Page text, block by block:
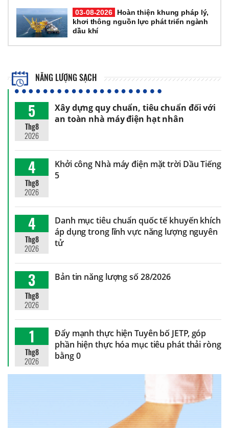
03-08-2026
Hoàn thiện khung pháp lý,
khơi thông nguồn lực phát triển ngành
dầu khí
NĂNG LƯỢNG SẠCH
5
Thg8
2026
Xây dựng quy chuẩn, tiêu chuẩn đối với
an toàn nhà máy điện hạt nhân
4
Thg8
2026
Khởi công Nhà máy điện mặt trời Dầu Tiếng
5
4
Thg8
2026
Danh mục tiêu chuẩn quốc tế khuyến khích
áp dụng trong lĩnh vực năng lượng nguyên
tử
3
Thg8
2026
Bản tin năng lượng số 28/2026
1
Thg8
2026
Đẩy mạnh thực hiện Tuyên bố JETP, góp
phần hiện thực hóa mục tiêu phát thải ròng
bằng 0